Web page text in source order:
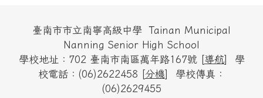
頁尾區域內容
臺南市市立南寧高級中學 Tainan Municipal
Nanning Senior High School
學校地址：702 臺南市南區萬年路167號 [導航] 學
校電話：(06)2622458 [分機] 學校傳真：
(06)2629455